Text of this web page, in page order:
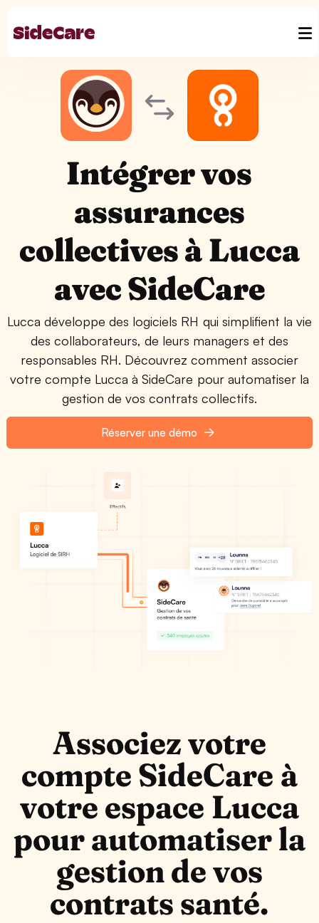
Intégrer vos
assurances
collectives à Lucca
avec SideCare
Lucca développe des logiciels RH qui simplifient la vie
des collaborateurs, de leurs managers et des
responsables RH. Découvrez comment associer
votre compte Lucca à SideCare pour automatiser la
gestion de vos contrats collectifs.
Réserver une démo
Associez votre
compte SideCare à
votre espace Lucca
pour automatiser la
gestion de vos
contrats santé.